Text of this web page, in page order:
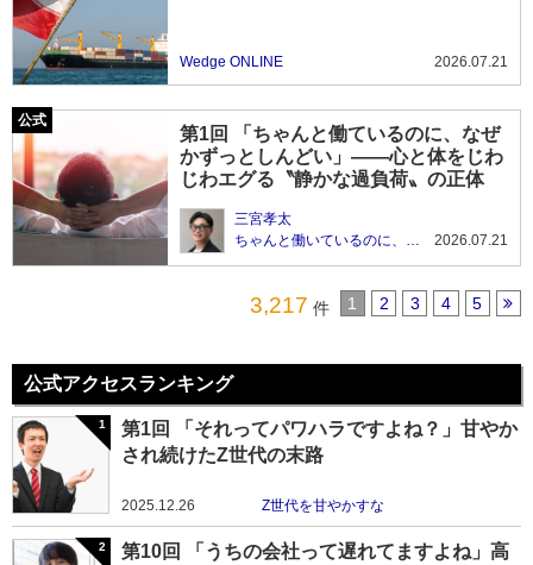
Wedge ONLINE 2026.07.21
第1回 「ちゃんと働ているのに、なぜ
かずっとしんどい」――心と体をじわ
じわエグる〝静かな過負荷〟の正体
三宮孝太
ちゃんと働いているのに、なぜかずっとしんどい
2026.07.21
3,217 件 1 2 3 4 5
公式アクセスランキング
第1回 「それってパワハラですよね？」甘やか
され続けたZ世代の末路
2025.12.26 Z世代を甘やかすな
第10回 「うちの会社って遅れてますよね」高